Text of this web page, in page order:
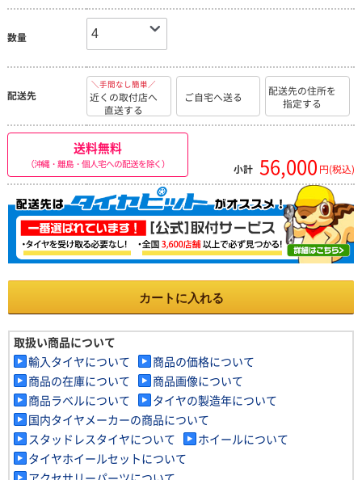
数量
配送先
＼手間なし簡単／
近くの取付店へ
直送する
ご自宅へ送る
配送先の住所を
指定する
送料無料
（沖縄・離島・個人宅への配送を除く） 小計 56,000 円(税込)
カートに入れる
取扱い商品について
輸入タイヤについて
商品の価格について
商品の在庫について
商品画像について
商品ラベルについて
タイヤの製造年について
国内タイヤメーカーの商品について
スタッドレスタイヤについて
ホイールについて
タイヤホイールセットについて